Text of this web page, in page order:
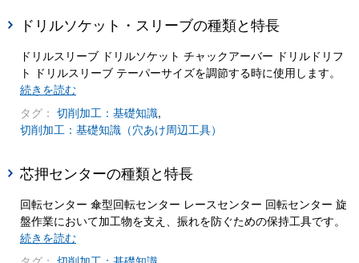
ドリルソケット・スリーブの種類と特長
ドリルスリーブ ドリルソケット チャックアーバー ドリルドリフ
ト ドリルスリーブ テーパーサイズを調節する時に使用します。
続きを読む
タグ： 切削加工：基礎知識,
切削加工：基礎知識（穴あけ周辺工具）
芯押センターの種類と特長
回転センター 傘型回転センター レースセンター 回転センター 旋
盤作業において加工物を支え、振れを防ぐための保持工具です。
続きを読む